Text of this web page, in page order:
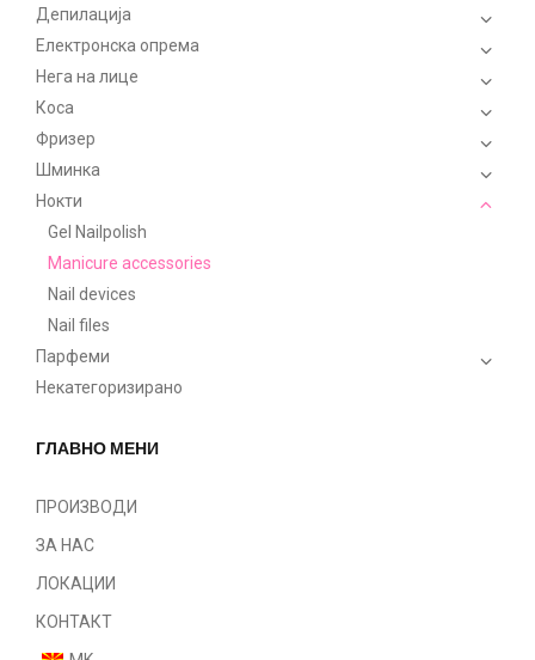
Депилација
Електронска опрема
Нега на лице
Коса
Фризер
Шминка
Нокти
Gel Nailpolish
Manicure accessories
Nail devices
Nail files
Парфеми
Некатегоризирано
ГЛАВНО МЕНИ
ПРОИЗВОДИ
ЗА НАС
ЛОКАЦИИ
КОНТАКТ